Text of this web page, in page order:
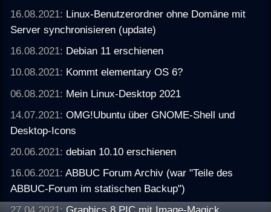
16.08.2021: Linux-Benutzerordner ohne Domäne mit
Server synchronisieren (update)
16.08.2021: Debian 11 erschienen
10.08.2021: Kommt elementary OS 6?
06.08.2021: Mein Linux-Desktop 2021
14.07.2021:OMG!Ubuntu über GNOME-Shell und
Desktop-Icons
20.06.2021:debian 10.10 erschienen
16.06.2021:ABBUC Forum Archiv (war "Teile des
ABBUC-Forum im statischen Backup")